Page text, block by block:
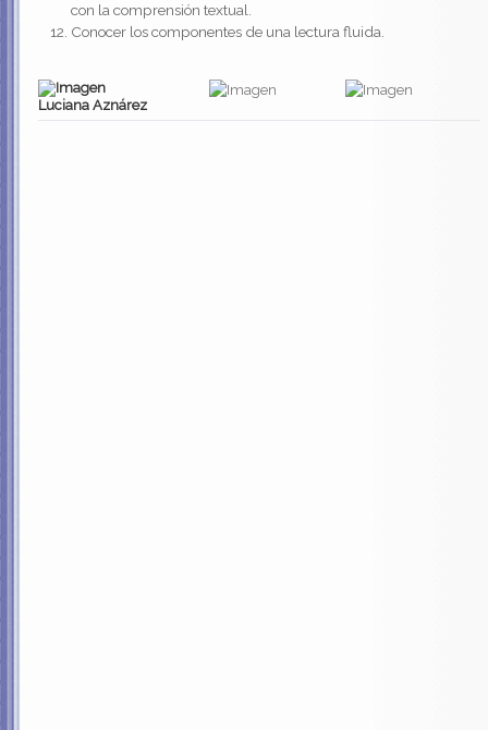
con la comprensión textual.
Conocer los componentes de una lectura fluida.
Luciana Aznárez